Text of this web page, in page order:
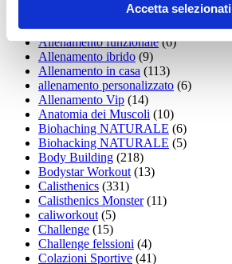
Accetta selezionati
Allenamento con il TRX(36)
Allenamento Donne(75)
Allenamento funzionale(6)
Allenamento ibrido (9)
Allenamento in casa (113)
allenamento personalizzato (6)
Allenamento Vip (14)
Anatomia dei Muscoli (10)
Biohaching NATURALE (6)
Biohacking NATURALE (5)
Body Building (218)
Bodystar Workout(13)
Calisthenics (331)
Calisthenics Monster(11)
caliworkout(5)
Challenge (15)
Challenge felssioni (4)
Colazioni Sportive (41)